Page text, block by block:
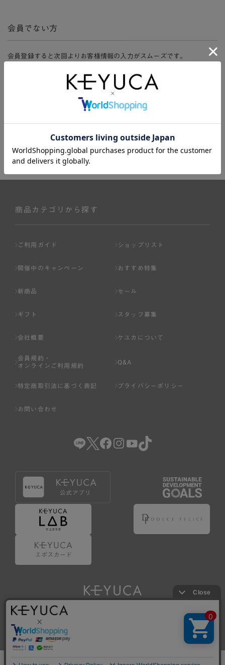
会員でない方
会員登録すると次回よりお客様情報の入力がスムーズです。
ージ、購入履歴をご利用いただけます。
商品カテゴリから探す
ご利用ガイド ショップリスト
開催中のキャンペーン おすすめ特集
新商品 セール
ギフト スタッフ募集
会社概要 ケユカについて
会員規約・
オンラインご利用規約
Q&A
特定商取引法に基づく表記 プライバシーポリシー
お問い合わせ
Copyright © KAWAJUN Co., Ltd. All Rights Reserved.